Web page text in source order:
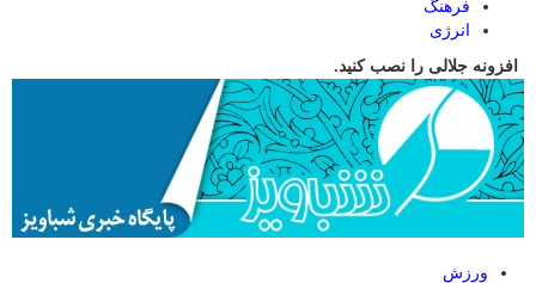
فرهنگ
انرژی
افزونه جلالی را نصب کنید.
ورزش